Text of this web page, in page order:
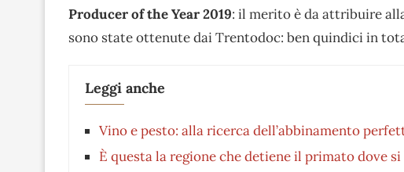
Producer of the Year 2019: il merito è da attribuire
sono state ottenute dai Trentodoc: ben quindici in
Leggi anche
Vino e pesto: alla ricerca dell’abbinamento
È questa la regione che detiene il primato dove